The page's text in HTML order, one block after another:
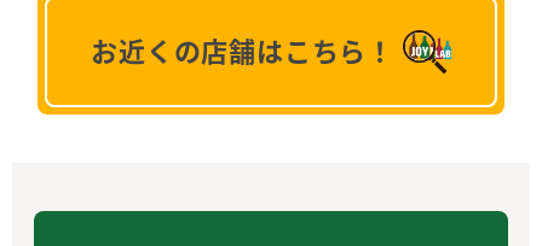
お近くの店舗はこちら！